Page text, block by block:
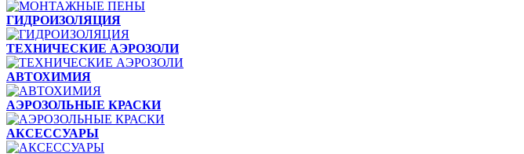
ГИДРОИЗОЛЯЦИЯ
TЕХНИЧЕСКИЕ АЭРОЗОЛИ
АВТОХИМИЯ
АЭРОЗОЛЬНЫЕ КРАСКИ
АКСЕССУАРЫ